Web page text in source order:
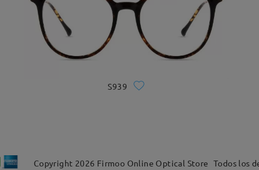
S939
Copyright 2026 Firmoo Online Optical Store Todos los